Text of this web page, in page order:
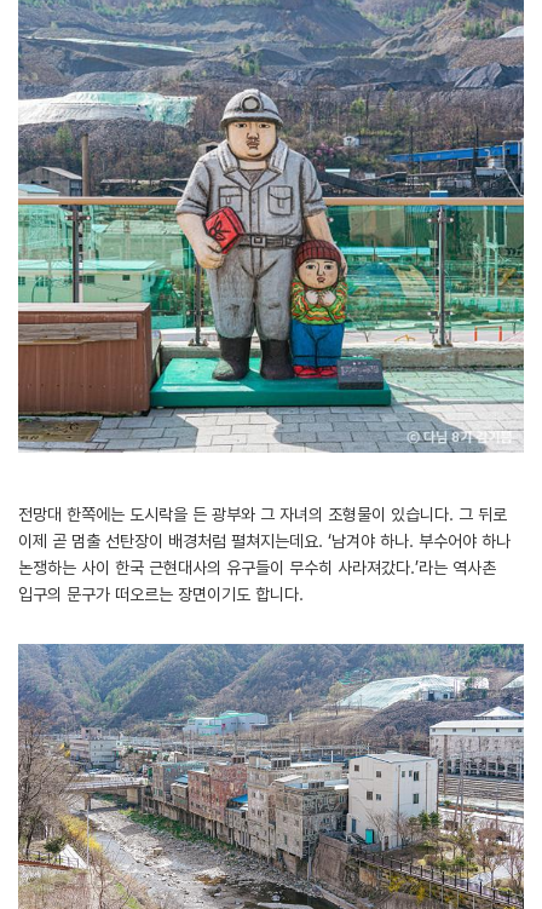
전망대 한쪽에는 도시락을 든 광부와 그 자녀의 조형물이 있습니다. 그 뒤로
이제 곧 멈출 선탄장이 배경처럼 펼쳐지는데요. ‘남겨야 하나. 부수어야 하나
논쟁하는 사이 한국 근현대사의 유구들이 무수히 사라져갔다.’라는 역사촌
입구의 문구가 떠오르는 장면이기도 합니다.